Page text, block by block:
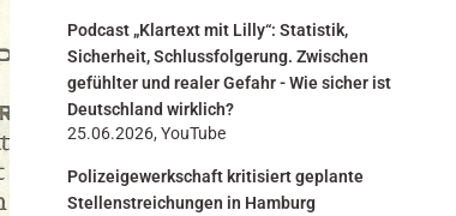
Podcast „Klartext mit Lilly“: Statistik,
Sicherheit, Schlussfolgerung. Zwischen
gefühlter und realer Gefahr - Wie sicher ist
Deutschland wirklich?
25.06.2026, YouTube
Polizeigewerkschaft kritisiert geplante
Stellenstreichungen in Hamburg